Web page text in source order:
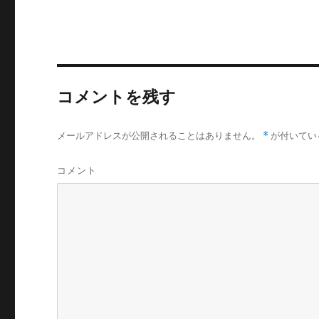
コメントを残す
メールアドレスが公開されることはありません。 * が付いて
コメント